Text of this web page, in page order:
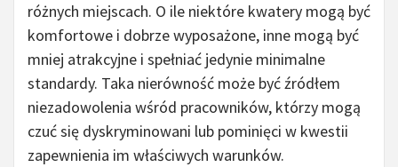
różnych miejscach. O ile niektóre kwatery mogą być
komfortowe i dobrze wyposażone, inne mogą być
mniej atrakcyjne i spełniać jedynie minimalne
standardy. Taka nierówność może być źródłem
niezadowolenia wśród pracowników, którzy mogą
czuć się dyskryminowani lub pominięci w kwestii
zapewnienia im właściwych warunków.